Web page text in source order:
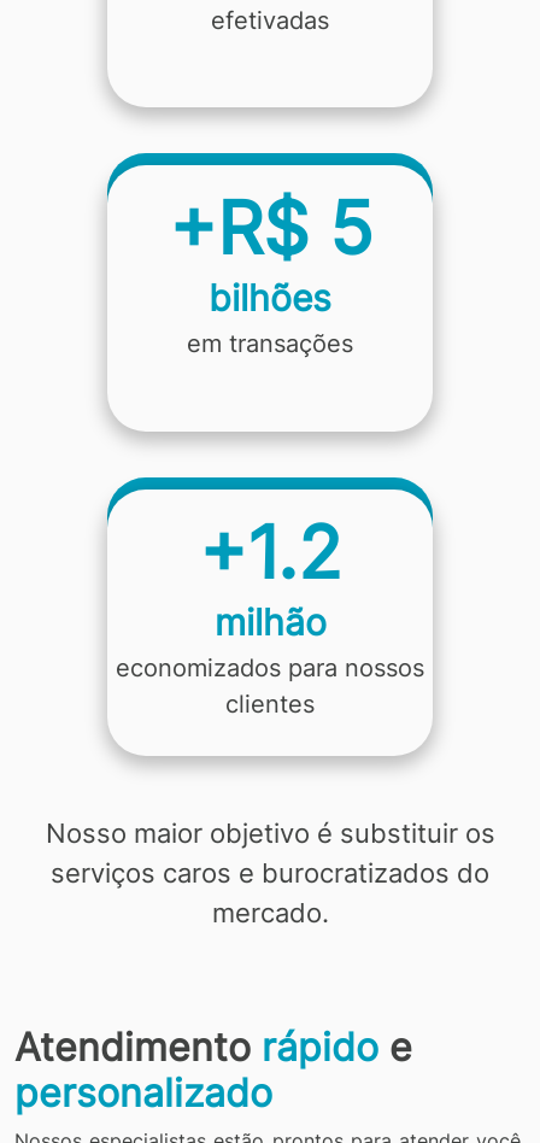
efetivadas
+R$ 5
bilhões
em transações
+1.2
milhão
economizados para nossos
clientes
Nosso maior objetivo é substituir os
serviços caros e burocratizados do
mercado.
Atendimento rápido e
personalizado